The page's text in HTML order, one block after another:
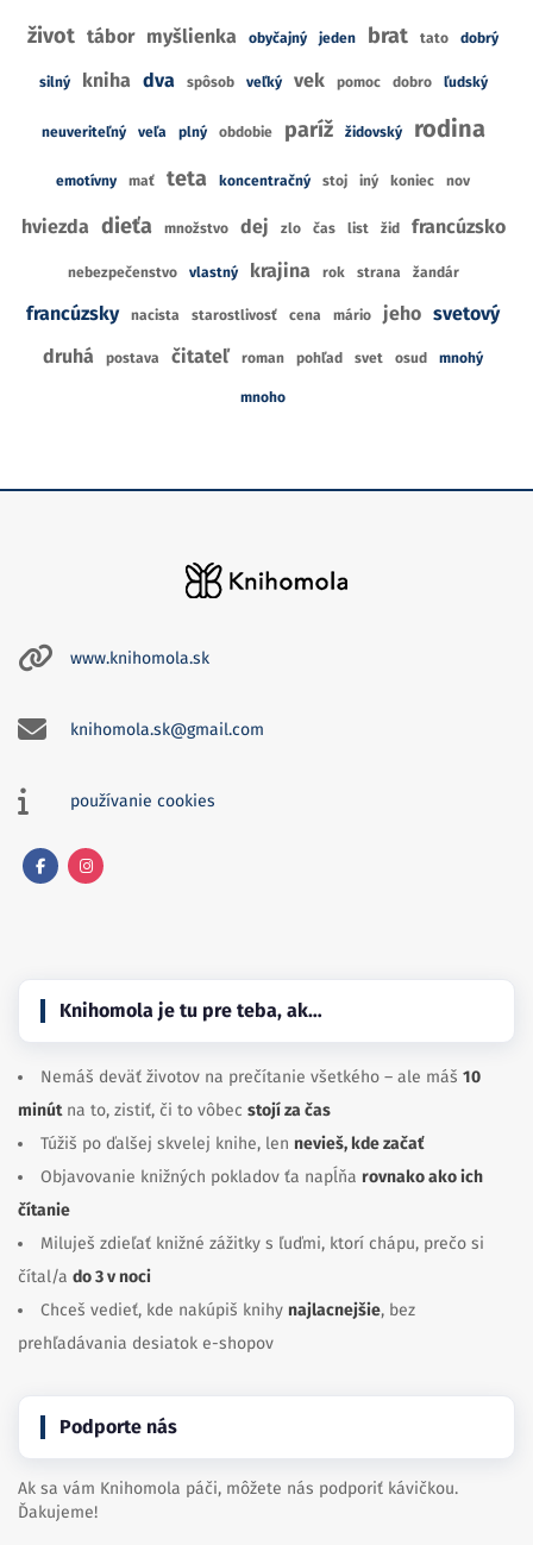
život tábor myšlienka obyčajný jeden brat tato dobrý
silný kniha dva spôsob veľký vek pomoc dobro ľudský
neuveriteľný veľa plný obdobie paríž židovský rodina
emotívny mať teta koncentračný stoj iný koniec nov
hviezda dieťa množstvo dej zlo čas list žid francúzsko
nebezpečenstvo vlastný krajina rok strana žandár
francúzsky nacista starostlivosť cena mário jeho svetový
druhá
postava čitateľ roman pohľad svet osud mnohý
mnoho
www.knihomola.sk
knihomola.sk@gmail.com
používanie cookies
Knihomola je tu pre teba, ak…
Nemáš deväť životov na prečítanie všetkého – ale máš 10
minútna to, zistiť, či to vôbec stojí za čas
Túžiš po ďalšej skvelej knihe, len nevieš, kde začať
Objavovanie knižných pokladov ťa napĺňa rovnako ako ich
čítanie
Miluješ zdieľať knižné zážitky s ľuďmi, ktorí chápu, prečo si
čítal/a do 3 v noci
Chceš vedieť, kde nakúpiš knihy najlacnejšie, bez
prehľadávania desiatok e-shopov
Podporte nás
Ak sa vám Knihomola páči, môžete nás podporiť kávičkou.
Ďakujeme!